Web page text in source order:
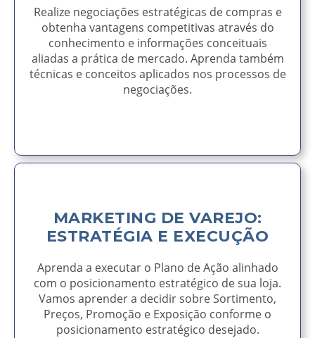
Realize negociações estratégicas de compras e
obtenha vantagens competitivas através do
conhecimento e informações conceituais
aliadas a prática de mercado. Aprenda também
técnicas e conceitos aplicados nos processos de
negociações.
MARKETING DE VAREJO:
ESTRATÉGIA E EXECUÇÃO​​
Aprenda a executar o Plano de Ação alinhado
com o posicionamento estratégico de sua loja.
Vamos aprender a decidir sobre Sortimento,
Preços, Promoção e Exposição conforme o
posicionamento estratégico desejado.